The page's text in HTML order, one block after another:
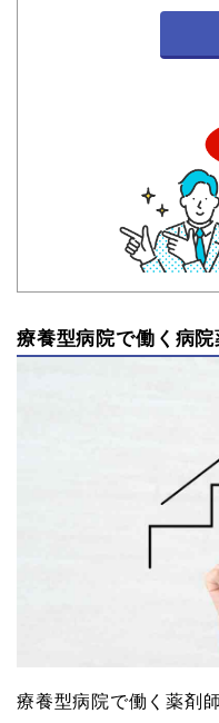
療養型病院で働く病
療養型病院で働く薬剤